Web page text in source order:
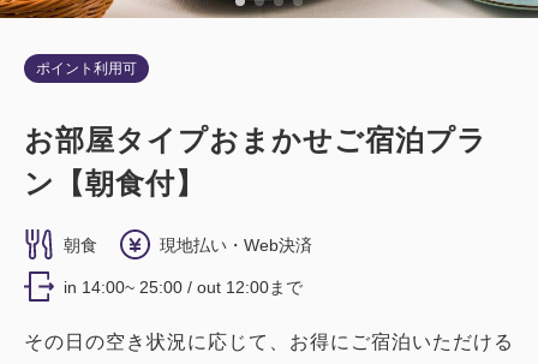
ポイント利用可
お部屋タイプおまかせご宿泊プラ
ン【朝食付】
朝食 現地払い・Web決済
in 14:00~ 25:00 / out 12:00まで
その日の空き状況に応じて、お得にご宿泊いただける